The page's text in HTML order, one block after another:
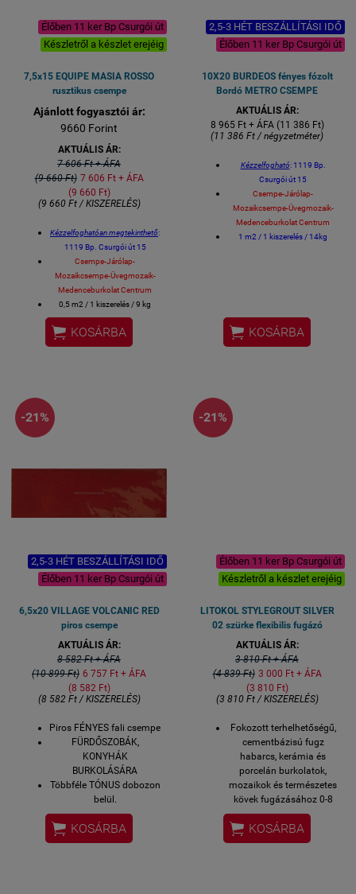
Élőben 11 ker Bp Csurgói út
Készletről a készlet erejéig
7,5x15 EQUIPE MASIA ROSSO
rusztikus csempe
Ajánlott fogyasztói ár:
9660 Forint
AKTUÁLIS ÁR:
7 606 Ft + ÁFA
(9 660 Ft) 7 606 Ft + ÁFA
(9 660 Ft)
(9 660 Ft / KISZERELÉS)
Kézzelfoghatóan megtekinthető:
1119 Bp. Csurgói út 15
Csempe-Járólap-
Mozaikcsempe-Üvegmozaik-
Medenceburkolat Centrum
0,5 m2 / 1 kiszerelés / 9 kg
Tónus eltéréses "handmade"
marrokói stílusú csempe
Méret: 7,5x15 cm / csempe
 KOSÁRBA
2,5-3 HÉT BESZÁLLÍTÁSI IDŐ
Élőben 11 ker Bp Csurgói út
10X20 BURDEOS fényes fózolt
Bordó METRO CSEMPE
AKTUÁLIS ÁR:
8 965 Ft + ÁFA (11 386 Ft)
(11 386 Ft / négyzetméter)
Kézzelfogható: 1119 Bp.
Csurgói út 15
Csempe-Járólap-
Mozaikcsempe-Üvegmozaik-
Medenceburkolat Centrum
1 m2 / 1 kiszerelés / 14kg
 KOSÁRBA
-21%
2,5-3 HÉT BESZÁLLÍTÁSI IDŐ
Élőben 11 ker Bp Csurgói út
6,5x20 VILLAGE VOLCANIC RED
piros csempe
AKTUÁLIS ÁR:
8 582 Ft + ÁFA
(10 899 Ft) 6 757 Ft + ÁFA
(8 582 Ft)
(8 582 Ft / KISZERELÉS)
Piros FÉNYES fali csempe
FÜRDŐSZOBÁK,
KONYHÁK
BURKOLÁSÁRA
Többféle TÓNUS dobozon
belül.
Méret: 6,5x20 cm /
csempe
Gyári kiszerelés: 0,5 m2 /
 KOSÁRBA
-21%
Élőben 11 ker Bp Csurgói út
Készletről a készlet erejéig
LITOKOL STYLEGROUT SILVER
02 szürke flexibilis fugázó
AKTUÁLIS ÁR:
3 810 Ft + ÁFA
(4 839 Ft) 3 000 Ft + ÁFA
(3 810 Ft)
(3 810 Ft / KISZERELÉS)
Fokozott terhelhetőségű,
cementbázisú fugz
habarcs, kerámia és
porcelán burkolatok,
mozaikok és természetes
kövek fugázásához 0-8
mm fugaszélességig.
Sima és tömör felületű
fugákhoz.
 KOSÁRBA